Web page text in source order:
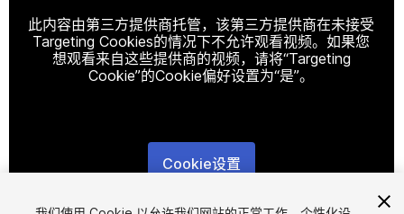
此内容由第三方提供商托管，该第三方提供商在未接受
Targeting Cookies的情况下不允许观看视频。如果您
想观看来自这些提供商的视频，请将“Targeting
Cookie”的Cookie偏好设置为“是”。
Cookie设置
1/4